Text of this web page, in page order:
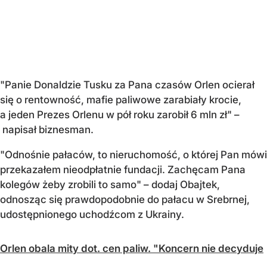
"Panie Donaldzie Tusku za Pana czasów Orlen ocierał
się o rentowność, mafie paliwowe zarabiały krocie,
a jeden Prezes Orlenu w pół roku zarobił 6 mln zł" –
napisał biznesman.
"Odnośnie pałaców, to nieruchomość, o której Pan mówi
przekazałem nieodpłatnie fundacji. Zachęcam Pana
kolegów żeby zrobili to samo" – dodaj Obajtek,
odnosząc się prawdopodobnie do pałacu w Srebrnej,
udostępnionego uchodźcom z Ukrainy.
Orlen obala mity dot. cen paliw. "Koncern nie decyduje